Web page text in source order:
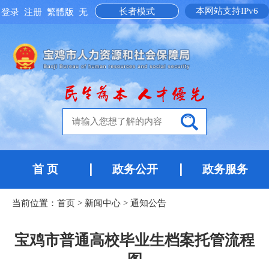
本网站支持IPv6
长者模式
登录 注册 繁體版 无
首 页 政务公开 政务服务
当前位置： 首页 > 新闻中心 > 通知公告
宝鸡市普通高校毕业生档案托管流程